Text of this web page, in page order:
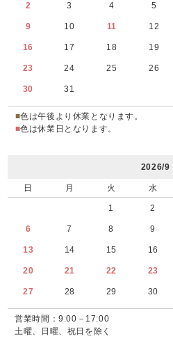
2 3 4 5
9 10 11 12
16 17 18 19
23 24 25 26
30 31
■色は午後より休業となります。
■色は休業日となります。
2026/9
日 月 火 水
1 2
6 7 8 9
13 14 15 16
20 21 22 23
27 28 29 30
営業時間：9:00－17:00
土曜、日曜、祝日を除く